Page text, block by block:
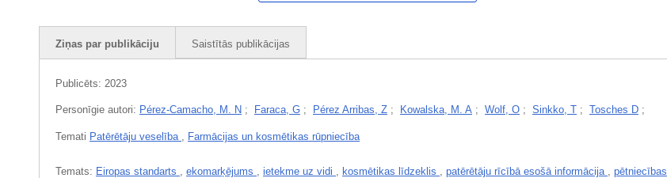
Ziņas par publikāciju Saistītās publikācijas
Publicēts: 2023
Personīgie autori: Pérez-Camacho, M. N ; Faraca, G ; Pérez Arribas, Z ; Kowalska, M. A ; Wolf, O ; Sinkko, T ; Tosches D ;
Temati Patērētāju veselība Farmācijas un kosmētikas rūpniecība
Temats: Eiropas standarts ekomarķējums ietekme uz vidi kosmētikas līdzeklis patērētāju rīcībā esošā informācija
pētniecības